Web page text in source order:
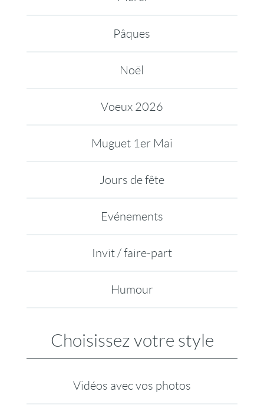
Pâques
Noël
Voeux 2026
Muguet 1er Mai
Jours de fête
Evénements
Invit / faire-part
Humour
Choisissez votre style
Vidéos avec vos photos